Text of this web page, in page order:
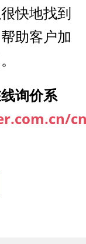
快地找到
助客户加
询价系